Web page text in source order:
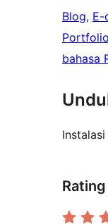
Blog, E-
Portfolio
bahasa
Rating